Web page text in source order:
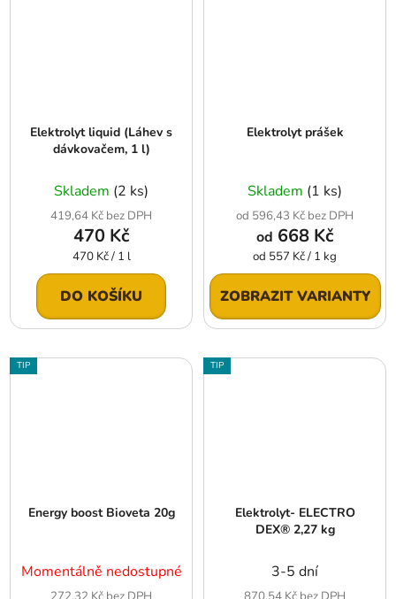
Elektrolyt liquid (Láhev s
dávkovačem, 1 l)
Skladem (2 ks)
419,64 Kč bez DPH
470 Kč
Měrná
cena:
470 Kč / 1 l
DO KOŠÍKU
Elektrolyt prášek
Skladem (1 ks)
od 596,43 Kč bez DPH
od 668 Kč
Měrná
cena:
od 557 Kč / 1 kg
ZOBRAZIT VARIANTY
TIP
Energy boost Bioveta 20g
Momentálně nedostupné
TIP
Elektrolyt- ELECTRO
DEX® 2,27 kg
3-5 dní